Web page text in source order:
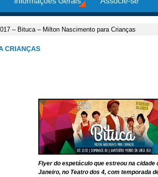
– Bituca – Milton Nascimento para Crianças
CRIANÇAS
Flyer do espetáculo que estreou na cidade
Janeiro, no Teatro dos 4, com temporada